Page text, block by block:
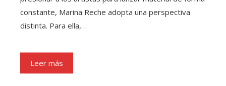
constante, Marina Reche adopta una perspectiva
distinta. Para ella,…
Leer más